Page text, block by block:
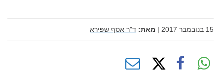
15 בנובמבר 2017 | מאת: ד"ר אסף שפירא